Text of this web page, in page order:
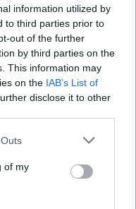
information utilized by
to third parties prior to
out of the further
by third parties on the
This information may
on the IAB’s List of
disclose it to other
of my
του Ολυμπιακού
ΚΑΤΗΓΟΡΊΑ